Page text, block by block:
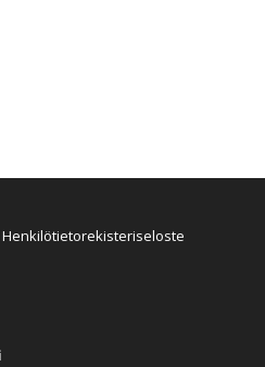
Henkilötietorekisteriseloste